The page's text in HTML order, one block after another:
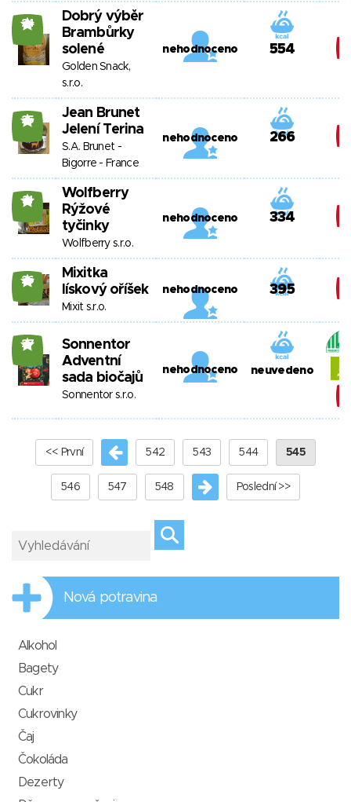
24
Dobrý výběr
Brambůrky
solené
Golden Snack,
s.r.o.
nehodnoceno 554
25
Jean Brunet
Jelení Terina
S.A. Brunet -
Bigorre - France
nehodnoceno 266
21
Wolfberry
Rýžové
tyčinky
Wolfberry s.r.o.
nehodnoceno 334
26
Mixitka
lískový oříšek
Mixit s.r.o.
nehodnoceno 395
27
Sonnentor
Adventní
sada biočajů
Sonnentor s.r.o.
nehodnoceno neuvedeno
<< První 542 543 544 545
546 547 548 Poslední >>
Nová potravina
Alkohol
Bagety
Cukr
Cukrovinky
Čaj
Čokoláda
Dezerty